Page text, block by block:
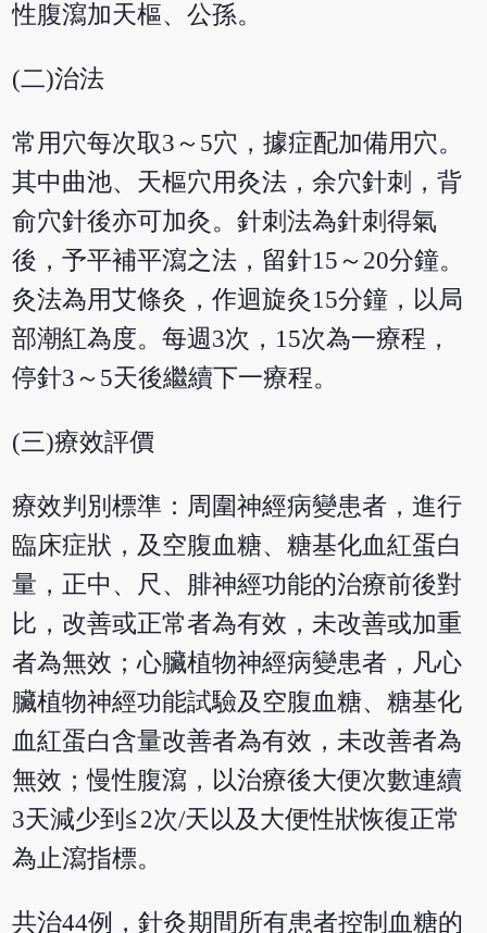
性腹瀉加天樞、公孫。
(二)治法
常用穴每次取3～5穴，據症配加備用穴。
其中曲池、天樞穴用灸法，余穴針刺，背
俞穴針後亦可加灸。針刺法為針刺得氣
後，予平補平瀉之法，留針15～20分鐘。
灸法為用艾條灸，作迴旋灸15分鐘，以局
部潮紅為度。每週3次，15次為一療程，
停針3～5天後繼續下一療程。
(三)療效評價
療效判別標準：周圍神經病變患者，進行
臨床症狀，及空腹血糖、糖基化血紅蛋白
量，正中、尺、腓神經功能的治療前後對
比，改善或正常者為有效，未改善或加重
者為無效；心臟植物神經病變患者，凡心
臟植物神經功能試驗及空腹血糖、糖基化
血紅蛋白含量改善者為有效，未改善者為
無效；慢性腹瀉，以治療後大便次數連續
3天減少到≦2次/天以及大便性狀恢復正常
為止瀉指標。
共治44例，針灸期間所有患者控制血糖的